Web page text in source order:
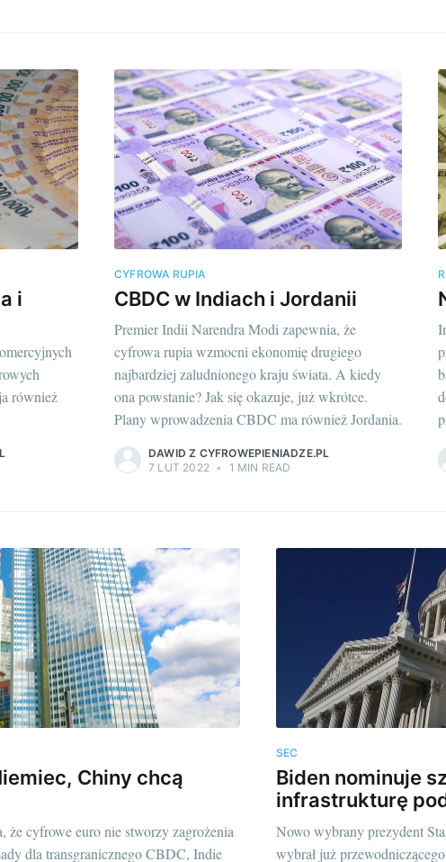
i
również
CYFROWA RUPIA
CBDC w Indiach i Jordanii
Premier Indii Narendra Modi zapewnia, że
cyfrowa rupia wzmocni ekonomię drugiego
najbardziej zaludnionego kraju świata. A kiedy
ona powstanie? Jak się okazuje, już wkrótce.
Plany wprowadzenia CBDC ma również Jordania.
DAWID Z CYFROWEPIENIADZE.PL
7 LUT 2022 • 1 MIN READ
Chiny chcą
cyfrowe euro nie stworzy zagrożenia
dla transgranicznego CBDC, Indie
SEC
Biden nominuje
infrastrukturę
Nowo wybrany prezydent
wybrał już